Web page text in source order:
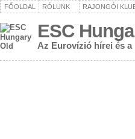
FŐOLDAL RÓLUNK RAJONGÓI
ESC
Az Eurovízió hírei és